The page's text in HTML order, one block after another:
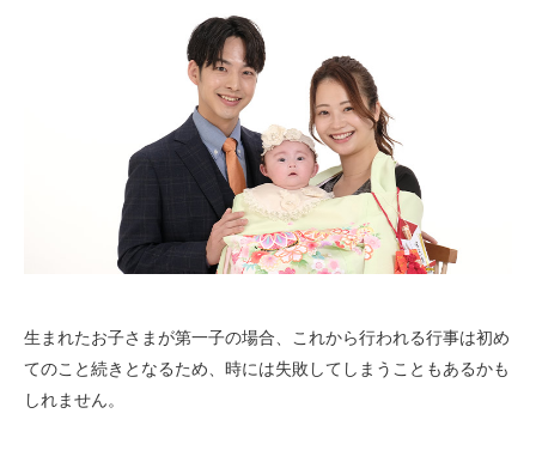
生まれたお子さまが第一子の場合、これから行われる行事は初め
てのこと続きとなるため、時には失敗してしまうこともあるかも
しれません。